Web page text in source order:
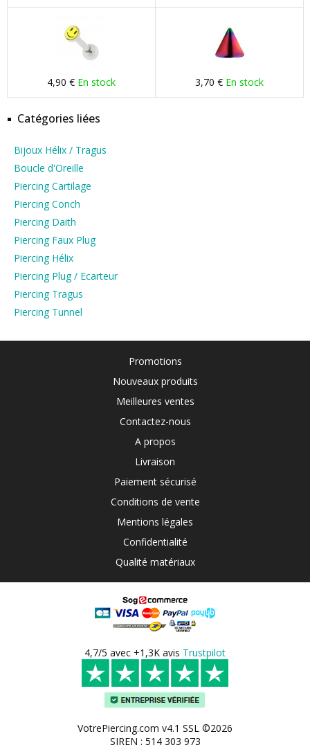
4,90 € En stock 3,70 € En stock
Catégories liées
Bijoux Hélix / Tragus
Boucle d'Oreille
Piercing Cartilage
Piercing Conch
Piercing Daith
Piercing Faux Plug
Piercing Hélix
Piercing Plug / Ecarteur
Piercing Tragus
Piercing Tunnel
Promotions
Nouveaux produits
Meilleures ventes
Contactez-nous
A propos
Livraison
Paiement sécurisé
Conditions de vente
Mentions légales
Confidentialité
Qualité matériaux
4,7/5 avec +1,3K avis Trustpilot
VotrePiercing.com v4.1 SSL ©2026
SIREN : 514 303 973